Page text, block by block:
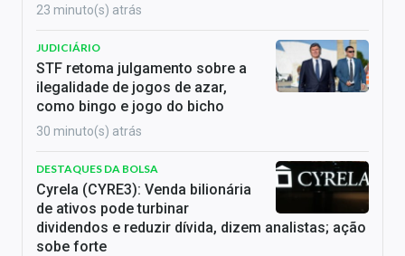
23 minuto(s) atrás
JUDICIÁRIO
STF retoma julgamento sobre a
ilegalidade de jogos de azar,
como bingo e jogo do bicho
30 minuto(s) atrás
DESTAQUES DA BOLSA
Cyrela (CYRE3): Venda bilionária
de ativos pode turbinar
dividendos e reduzir dívida, dizem analistas; ação
sobe forte